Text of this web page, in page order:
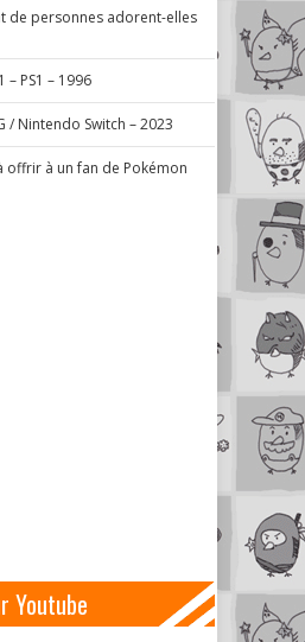
de personnes adorent-elles
– PS1 – 1996
/ Nintendo Switch – 2023
offrir à un fan de Pokémon
Youtube